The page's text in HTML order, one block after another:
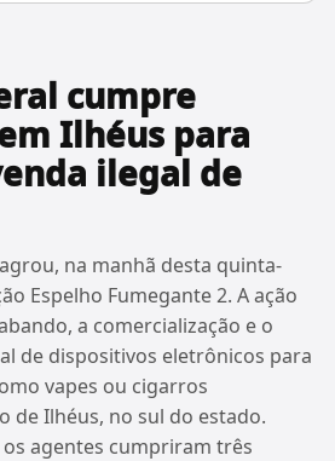
cumpre
Ilhéus para
ilegal de
na manhã desta quinta-
Espelho Fumegante 2. A ação
a comercialização e o
de dispositivos eletrônicos para
vapes ou cigarros
de Ilhéus, no sul do estado.
agentes cumpriram três